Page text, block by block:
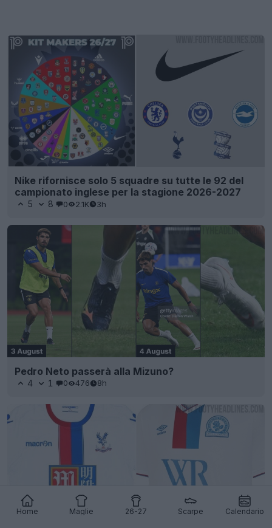
Home Maglie 26-27 Scarpe Calendario
Nike rifornisce solo 5 squadre su tutte le 92 del
campionato inglese per la stagione 2026-2027
5 8 0 2.1K 3h
Pedro Neto passerà alla Mizuno?
4 1 0 476 8h